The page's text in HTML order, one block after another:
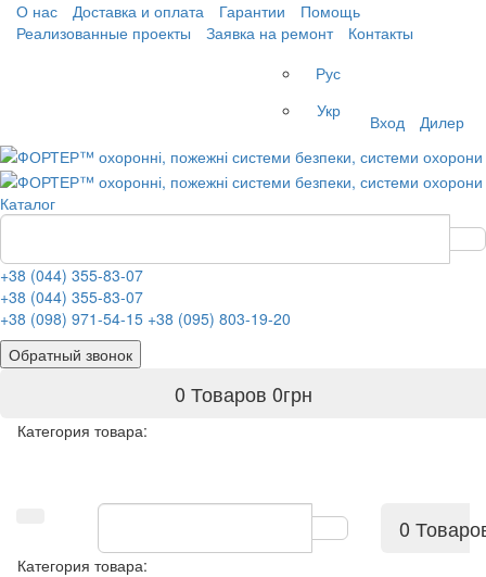
О нас Доставка и оплата Гарантии
Помощь
Реализованные проекты
Заявка на ремонт
Контакты
Рус
Укр
Вход Дилер
Каталог
+38 (044) 355-83-07
+38 (044) 355-83-07
+38 (098) 971-54-15 +38 (095) 803-19-20
Обратный звонок
0 Товаров 0грн
Категория товара:
0
Категория товара: